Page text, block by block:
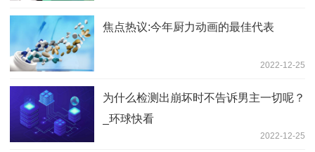
焦点热议:今年厨力动画的最佳代表
2022-12-25
为什么检测出崩坏时不告诉男主一切呢？
_环球快看
2022-12-25